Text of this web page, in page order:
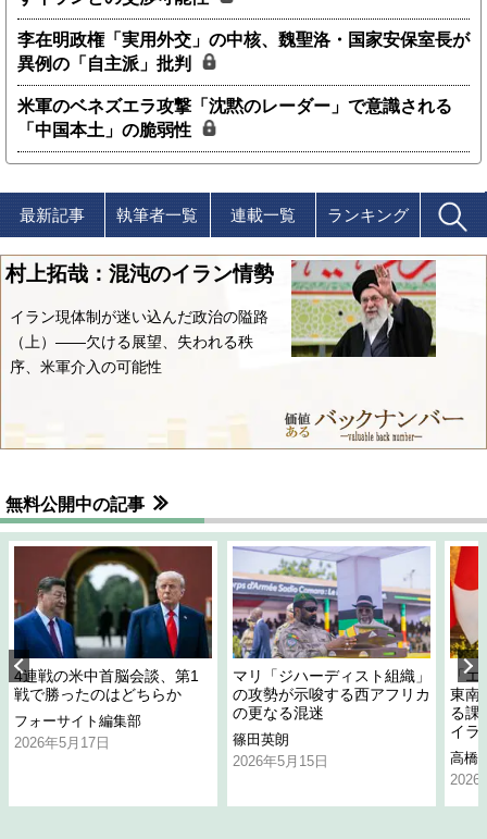
李在明政権「実用外交」の中核、魏聖洛・国家安保室長が
異例の「自主派」批判
米軍のベネズエラ攻撃「沈黙のレーダー」で意識される
「中国本土」の脆弱性
最新記事 執筆者一覧 連載一覧 ランキング
村上拓哉：混沌のイラン情勢
イラン現体制が迷い込んだ政治の隘路
（上）――欠ける展望、失われる秩
序、米軍介入の可能性
無料公開中の記事
4連戦の米中首脳会談、第1
戦で勝ったのはどちらか
フォーサイト編集部
2026年5月17日
マリ「ジハーディスト組織」
の攻勢が示唆する西アフリカ
の更なる混迷
篠田英朗
2026年5月15日
「
東南
る課
イラ
高橋
2026